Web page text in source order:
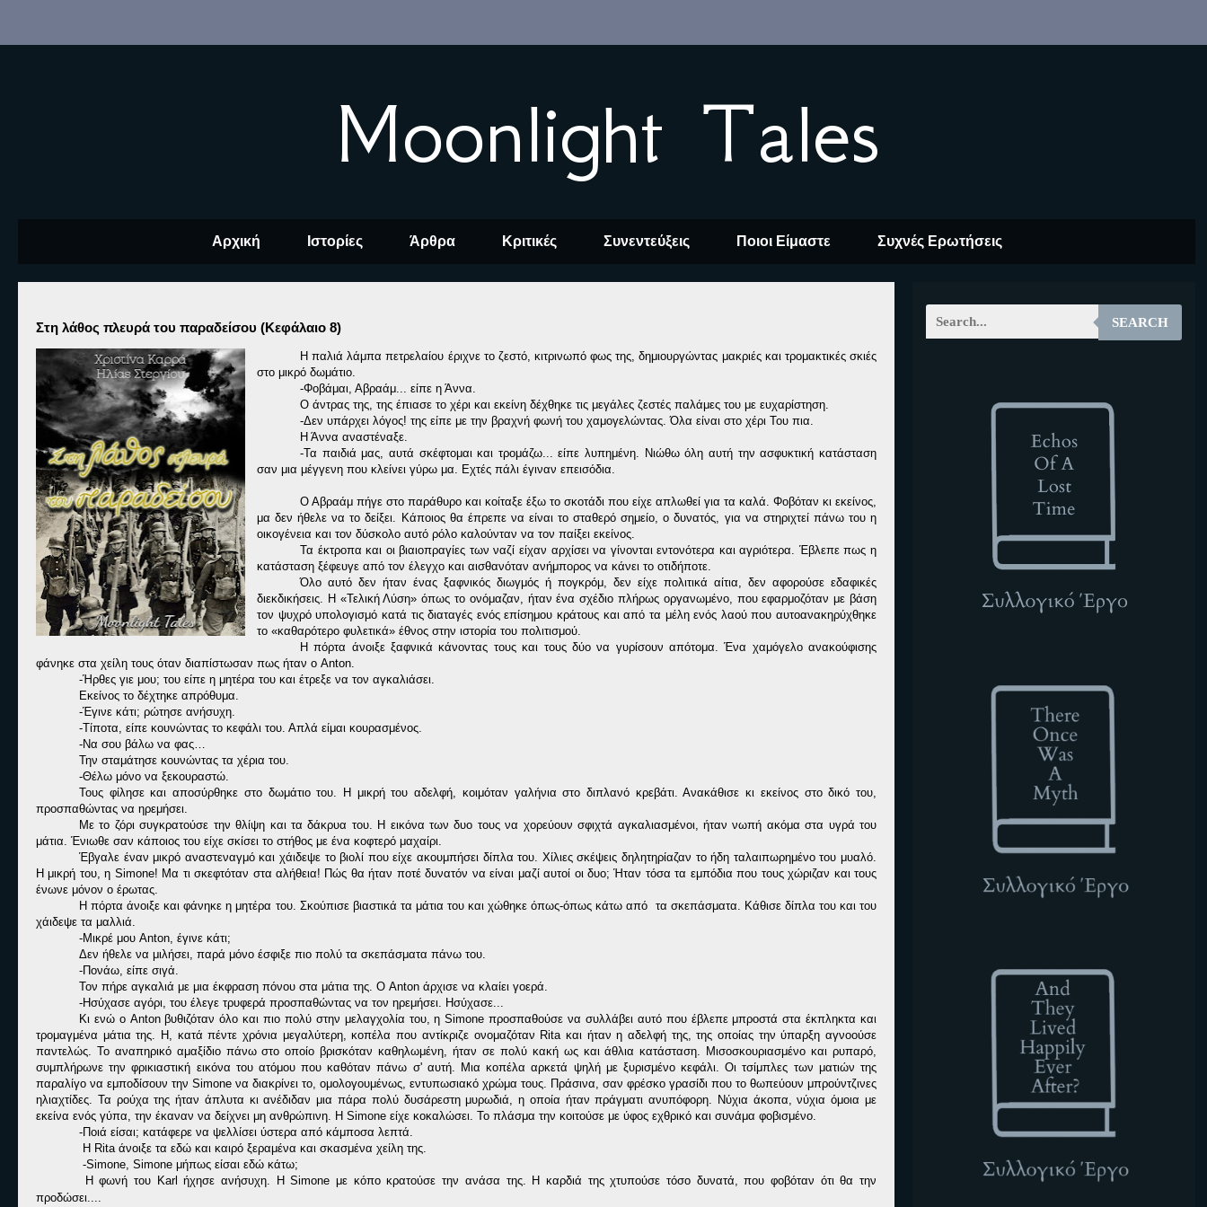
Moonlight Tales
Αρχική Ιστορίες Άρθρα Κριτικές Συνεντεύξεις Ποιοι Είμαστε Συχνές Ερωτήσεις
Στη λάθος πλευρά του παραδείσου (Κεφάλαιο 8)
Η παλιά λάμπα πετρελαίου έριχνε το ζεστό, κιτρινωπό φως της, δημιουργώντας μακριές και τρομακτικές σκιές
στο μικρό δωμάτιο.
-Φοβάμαι, Αβραάμ... είπε η Άννα.
Ο άντρας της, της έπιασε το χέρι και εκείνη δέχθηκε τις μεγάλες ζεστές παλάμες του με ευχαρίστηση.
-Δεν υπάρχει λόγος! της είπε με την βραχνή φωνή του χαμογελώντας. Όλα είναι στο χέρι Του πια.
Η Άννα αναστέναξε.
-Τα παιδιά μας, αυτά σκέφτομαι και τρομάζω... είπε λυπημένη. Νιώθω όλη αυτή την ασφυκτική κατάσταση
σαν μια μέγγενη που κλείνει γύρω μα. Εχτές πάλι έγιναν επεισόδια.
Ο Αβραάμ πήγε στο παράθυρο και κοίταξε έξω το σκοτάδι που είχε απλωθεί για τα καλά. Φοβόταν κι εκείνος,
μα δεν ήθελε να το δείξει. Κάποιος θα έπρεπε να είναι το σταθερό σημείο, ο δυνατός, για να στηριχτεί πάνω του η
οικογένεια και τον δύσκολο αυτό ρόλο καλούνταν να τον παίξει εκείνος.
Τα έκτροπα και οι βιαιοπραγίες των ναζί είχαν αρχίσει να γίνονται εντονότερα και αγριότερα. Έβλεπε πως η
κατάσταση ξέφευγε από τον έλεγχο και αισθανόταν ανήμπορος να κάνει το οτιδήποτε.
Όλο αυτό δεν ήταν ένας ξαφνικός διωγμός ή πογκρόμ, δεν είχε πολιτικά αίτια, δεν αφορούσε εδαφικές
διεκδικήσεις. Η «Τελική Λύση» όπως το ονόμαζαν, ήταν ένα σχέδιο πλήρως οργανωμένο, που εφαρμοζόταν με βάση
τον ψυχρό υπολογισμό κατά τις διαταγές ενός επίσημου κράτους και από τα μέλη ενός λαού που αυτοανακηρύχθηκε
το «καθαρότερο φυλετικά» έθνος στην ιστορία του πολιτισμού.
Η πόρτα άνοιξε ξαφνικά κάνοντας τους και τους δύο να γυρίσουν απότομα. Ένα χαμόγελο ανακούφισης
φάνηκε στα χείλη τους όταν διαπίστωσαν πως ήταν ο Anton.
-Ήρθες γιε μου; του είπε η μητέρα του και έτρεξε να τον αγκαλιάσει.
Εκείνος το δέχτηκε απρόθυμα.
-Έγινε κάτι; ρώτησε ανήσυχη.
-Τίποτα, είπε κουνώντας το κεφάλι του. Απλά είμαι κουρασμένος.
-Να σου βάλω να φας…
Την σταμάτησε κουνώντας τα χέρια του.
-Θέλω μόνο να ξεκουραστώ.
Τους φίλησε και αποσύρθηκε στο δωμάτιο του. Η μικρή του αδελφή, κοιμόταν γαλήνια στο διπλανό κρεβάτι. Ανακάθισε κι εκείνος στο δικό του,
προσπαθώντας να ηρεμήσει.
Με το ζόρι συγκρατούσε την θλίψη και τα δάκρυα του. Η εικόνα των δυο τους να χορεύουν σφιχτά αγκαλιασμένοι, ήταν νωπή ακόμα στα υγρά του
μάτια. Ένιωθε σαν κάποιος του είχε σκίσει το στήθος με ένα κοφτερό μαχαίρι.
Έβγαλε έναν μικρό αναστεναγμό και χάιδεψε το βιολί που είχε ακουμπήσει δίπλα του. Χίλιες σκέψεις δηλητηρίαζαν το ήδη ταλαιπωρημένο του μυαλό.
Η μικρή του, η Simone! Μα τι σκεφτόταν στα αλήθεια! Πώς θα ήταν ποτέ δυνατόν να είναι μαζί αυτοί οι δυο; Ήταν τόσα τα εμπόδια που τους χώριζαν και τους
ένωνε μόνον ο έρωτας.
Η πόρτα άνοιξε και φάνηκε η μητέρα του. Σκούπισε βιαστικά τα μάτια του και χώθηκε όπως-όπως κάτω από τα σκεπάσματα. Κάθισε δίπλα του και του
χάιδεψε τα μαλλιά.
-Μικρέ μου Anton, έγινε κάτι;
Δεν ήθελε να μιλήσει, παρά μόνο έσφιξε πιο πολύ τα σκεπάσματα πάνω του.
-Πονάω, είπε σιγά.
Τον πήρε αγκαλιά με μια έκφραση πόνου στα μάτια της. Ο Anton άρχισε να κλαίει γοερά.
-Ησύχασε αγόρι, του έλεγε τρυφερά προσπαθώντας να τον ηρεμήσει. Ησύχασε...
Κι ενώ ο Anton βυθιζόταν όλο και πιο πολύ στην μελαγχολία του, η Simone προσπαθούσε να συλλάβει αυτό που έβλεπε μπροστά στα έκπληκτα και
τρομαγμένα μάτια της. Η, κατά πέντε χρόνια μεγαλύτερη, κοπέλα που αντίκριζε ονομαζόταν Rita και ήταν η αδελφή της, της οποίας την ύπαρξη αγνοούσε
παντελώς. To αναπηρικό αμαξίδιο πάνω στο οποίο βρισκόταν καθηλωμένη, ήταν σε πολύ κακή ως και άθλια κατάσταση. Μισοσκουριασμένο και ρυπαρό,
συμπλήρωνε την φρικιαστική εικόνα του ατόμου που καθόταν πάνω σ' αυτή. Μια κοπέλα αρκετά ψηλή με ξυρισμένο κεφάλι. Οι τσίμπλες των ματιών της
παραλίγο να εμποδίσουν την Simone να διακρίνει το, ομολογουμένως, εντυπωσιακό χρώμα τους. Πράσινα, σαν φρέσκο γρασίδι που το θωπεύουν μπρούντζινες
ηλιαχτίδες. Τα ρούχα της ήταν άπλυτα κι ανέδιδαν μια πάρα πολύ δυσάρεστη μυρωδιά, η οποία ήταν πράγματι ανυπόφορη. Nύχια άκοπα, νύχια όμοια με
εκείνα ενός γύπα, την έκαναν να δείχνει μη ανθρώπινη. Η Simone είχε κοκαλώσει. Το πλάσμα την κοιτούσε με ύφος εχθρικό και συνάμα φοβισμένο.
-Ποιά είσαι; κατάφερε να ψελλίσει ύστερα από κάμποσα λεπτά.
H Rita άνοιξε τα εδώ και καιρό ξεραμένα και σκασμένα χείλη της.
-Simone, Simone μήπως είσαι εδώ κάτω;
H φωνή του Karl ήχησε ανήσυχη. Η Simone με κόπο κρατούσε την ανάσα της. Η καρδιά της χτυπούσε τόσο δυνατά, που φοβόταν ότι θα την
προδώσει....
SEARCH